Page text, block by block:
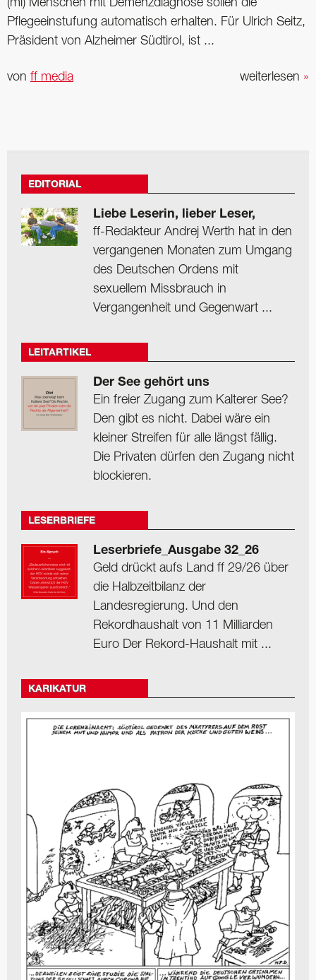
(ml) Menschen mit Demenzdiagnose sollen die
Pflegeeinstufung automatisch erhalten. Für Ulrich Seitz,
Präsident von Alzheimer Südtirol, ist ...
weiterlesen »
von ff media
EDITORIAL
Liebe Leserin, lieber Leser,
ff-Redakteur Andrej Werth hat in den
vergangenen Monaten zum Umgang
des Deutschen Ordens mit
sexuellem Missbrauch in
Vergangenheit und Gegenwart ...
LEITARTIKEL
Der See gehört uns
Ein freier Zugang zum Kalterer See?
Den gibt es nicht. Dabei wäre ein
kleiner Streifen für alle längst fällig.
Die Privaten dürfen den Zugang nicht
blockieren.
LESERBRIEFE
Leserbriefe_Ausgabe 32_26
Geld drückt aufs Land ff 29/26 über
die Halbzeitbilanz der
Landesregierung. Und den
Rekordhaushalt von 11 Milliarden
Euro Der Rekord-Haushalt mit ...
KARIKATUR